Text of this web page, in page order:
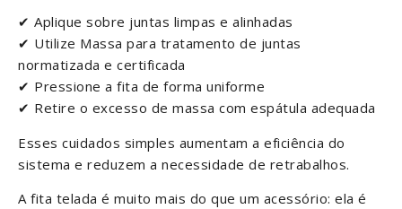
✔ Aplique sobre juntas limpas e alinhadas
✔ Utilize Massa para tratamento de juntas
normatizada e certificada
✔ Pressione a fita de forma uniforme
✔ Retire o excesso de massa com espátula adequada
Esses cuidados simples aumentam a eficiência do
sistema e reduzem a necessidade de retrabalhos.
A fita telada é muito mais do que um acessório: ela é